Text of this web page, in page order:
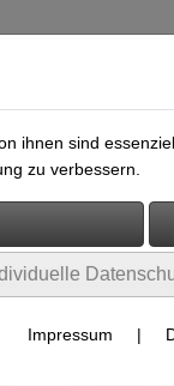
Lederteile
ihnen sind
zu verbessern.
Impressum |